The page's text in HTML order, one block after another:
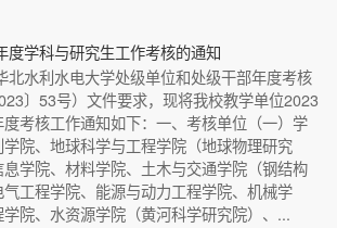
度学科与研究生工作考核的通知
北水利水电大学处级单位和处级干部年度考核
〕53号）文件要求，现将我校教学单位2023
考核工作通知如下：一、考核单位（一）学
院、地球科学与工程学院（地球物理研究
学院、材料学院、土木与交通学院（钢结构
工程学院、能源与动力工程学院、机械学
院、水资源学院（黄河科学研究院）、...